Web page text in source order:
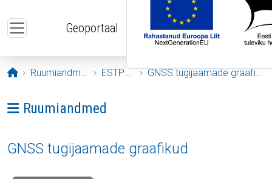
Geoportaal
Avaleht
Ruumiandmed ESTPOS GNSS tugijaamade graafikud
Ava menüü: Ruumiandmed
Ruumiandmed
GNSS tugijaamade graafikud